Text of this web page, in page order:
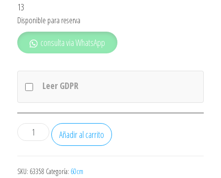
13
Disponible para reserva
consulta via WhatsApp
Leer GDPR
Lavavajillas
Bosch
Blanco
Añadir al carrito
SKU: 63358 Categoría: 60cm